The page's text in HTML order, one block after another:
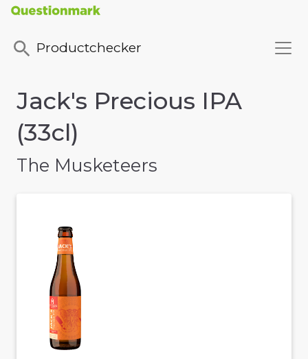
Productchecker
Jack's Precious IPA
(33cl)
The Musketeers